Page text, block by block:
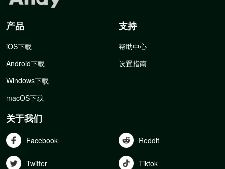
产品
iOS下载
Android下载
Windows下载
macOS下载
支持
帮助中心
设置指南
关于我们
Facebook Reddit
Twitter Tiktok